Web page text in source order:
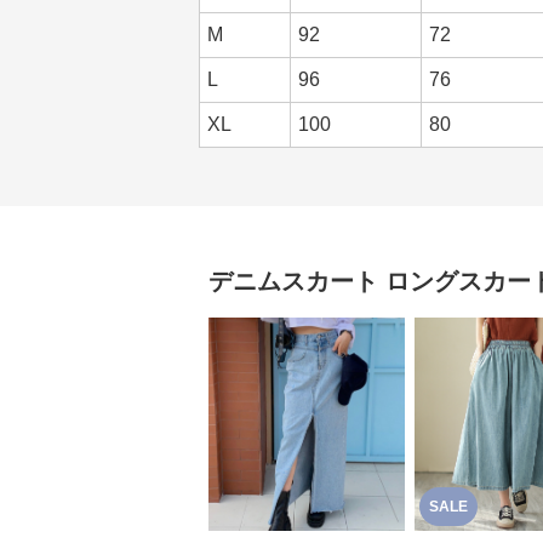
M 92 72
L 96 76
XL 100 80
デニムスカート ロングスカー
SALE